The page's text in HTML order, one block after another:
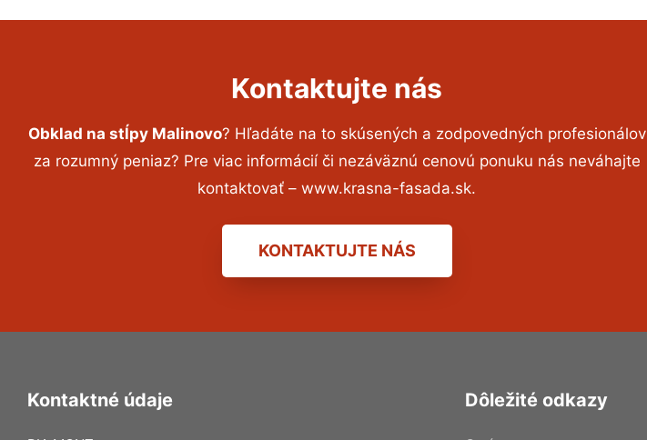
Kontaktujte nás
Obklad na stĺpy Malinovo? Hľadáte na to skúsených a zodpovedných profesionálov
za rozumný peniaz? Pre viac informácií či nezáväznú cenovú ponuku nás neváhajte
kontaktovať – www.krasna-fasada.sk.
KONTAKTUJTE NÁS
Kontaktné údaje Dôležité odkazy